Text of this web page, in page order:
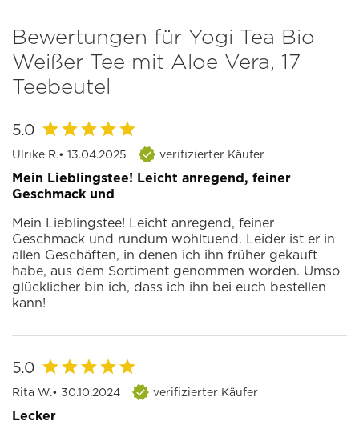
Bewertungen für Yogi Tea Bio
Weißer Tee mit Aloe Vera, 17
Teebeutel
5.0
Ulrike R.• 13.04.2025 verifizierter Käufer
Mein Lieblingstee! Leicht anregend, feiner
Geschmack und
Mein Lieblingstee! Leicht anregend, feiner
Geschmack und rundum wohltuend. Leider ist er in
allen Geschäften, in denen ich ihn früher gekauft
habe, aus dem Sortiment genommen worden. Umso
glücklicher bin ich, dass ich ihn bei euch bestellen
kann!
5.0
Rita W.• 30.10.2024 verifizierter Käufer
Lecker